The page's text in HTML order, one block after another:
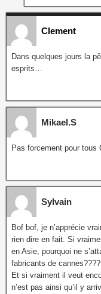
Clement
Dans quelques jours la
esprits…
Mikael.S
Pas forcement pour tous
Sylvain
Bof bof, je n’apprécie
rien dire en fait. Si
en Asie, pourquoi ne
fabricants de cannes????
Et si vraiment il veut
n’est pas ainsi qu’il y